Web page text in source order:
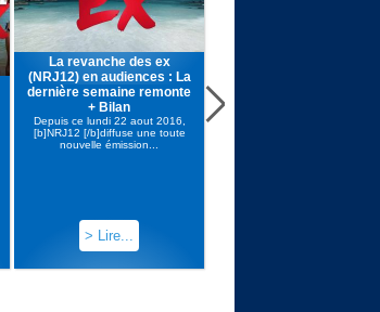
La revanche des ex
(NRJ12) en audiences : La
dernière semaine remonte
+ Bilan
Depuis ce lundi 22 aout 2016,
[b]NRJ12 [/b]diffuse une toute
nouvelle émission...
> Lire...
Lauren de La revanche